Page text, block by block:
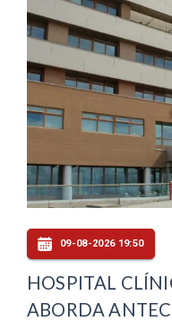
09-08-2026 19:50
HOSPITAL
ABORDA